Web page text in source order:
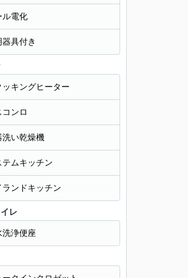
ル電化
器具付き
ッキングヒーター
コンロ
洗い乾燥機
テムキッチン
ランドキッチン
レ
洗浄便座